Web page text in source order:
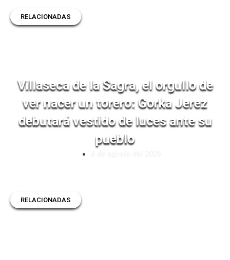
RELACIONADAS
Villaseca de la Sagra, el orgullo de
ver nacer un torero: Gorka Jerez
debutará vestido de luces ante su
pueblo
RELACIONADAS